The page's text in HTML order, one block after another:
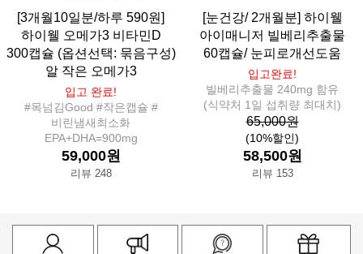
[3개월10일분/하루 590원]
하이웰 오메가3 비타민D
300캡슐 (옵션선택: 묶음구성)
알 작은 오메가3
입고 완료!
#목넘김Good #작은캡슐 #
비린냄새최소화
EPA+DHA=900mg
59,000원
리뷰 248
[눈건강/ 2개월분] 하이웰
아이매니저 빌베리추출물
60캡슐/ 눈피로개선도움
입고완료!
빌베리추출물 240mg 함유
(식약처 1일 섭취량 최대치)
65,000원
(10%할인)
58,500원
리뷰 153